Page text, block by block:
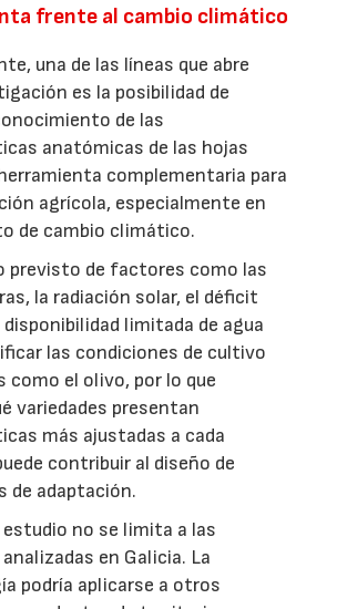
frente al cambio climático
una de las líneas que abre
es la posibilidad de
de las
anatómicas de las hojas
complementaria para
agrícola, especialmente en
de cambio climático.
previsto de factores como las
la radiación solar, el déficit
limitada de agua
las condiciones de cultivo
como el olivo, por lo que
variedades presentan
más ajustadas a cada
contribuir al diseño de
de adaptación.
estudio no se limita a las
en Galicia. La
podría aplicarse a otros